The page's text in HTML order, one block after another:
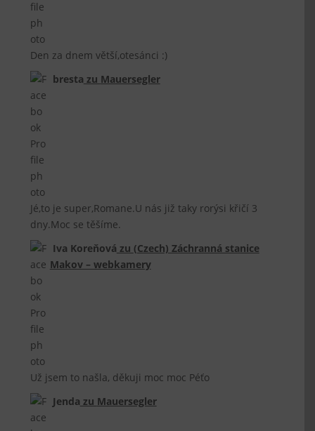
Den za dnem větší,otesánci :)
bresta zu Mauersegler
Jé,to je super,Romane.U nás již taky rorýsi křičí 3
dny.Moc se těšíme.
Iva Koreňová zu (Czech) Záchranná stanice
Makov – webkamery
Už jsem to našla, děkuji moc moc Péťo
Jenda zu Mauersegler